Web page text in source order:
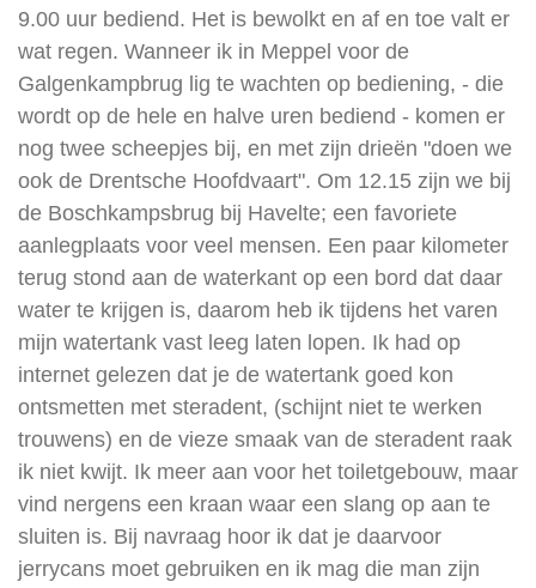
9.00 uur bediend. Het is bewolkt en af en toe valt er
wat regen. Wanneer ik in Meppel voor de
Galgenkampbrug lig te wachten op bediening, - die
wordt op de hele en halve uren bediend - komen er
nog twee scheepjes bij, en met zijn drieën "doen we
ook de Drentsche Hoofdvaart". Om 12.15 zijn we bij
de Boschkampsbrug bij Havelte; een favoriete
aanlegplaats voor veel mensen. Een paar kilometer
terug stond aan de waterkant op een bord dat daar
water te krijgen is, daarom heb ik tijdens het varen
mijn watertank vast leeg laten lopen. Ik had op
internet gelezen dat je de watertank goed kon
ontsmetten met steradent, (schijnt niet te werken
trouwens) en de vieze smaak van de steradent raak
ik niet kwijt. Ik meer aan voor het toiletgebouw, maar
vind nergens een kraan waar een slang op aan te
sluiten is. Bij navraag hoor ik dat je daarvoor
jerrycans moet gebruiken en ik mag die man zijn